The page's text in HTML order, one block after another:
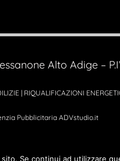
Alto Adige –
| RIQUALIFICAZIONI
PubblicitariaADVstudio.it
Se continui ad utilizzare